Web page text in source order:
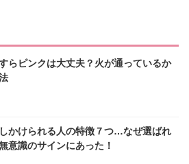
らピンクは大丈夫？火が通っているか
かけられる人の特徴７つ…なぜ選ばれ
意識のサインにあった！